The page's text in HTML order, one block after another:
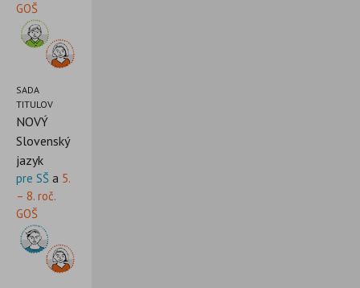
GOŠ
SADA
TITULOV
NOVÝ
Slovenský
jazyk
pre SŠ a 5.
– 8. roč.
GOŠ